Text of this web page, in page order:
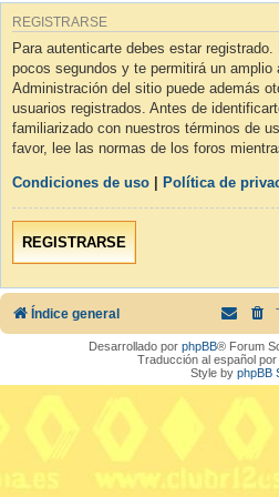
REGISTRARSE
Para autenticarte debes estar
pocos segundos y te permitirá un
Administración del sitio puede además
usuarios registrados. Antes de
familiarizado con nuestros términos de
favor, lee las normas de los foros
Condiciones de uso Política de
REGISTRARSE
Índice general
Desarrollado por phpBB® Forum
Traducción al español por
Style by phpBB